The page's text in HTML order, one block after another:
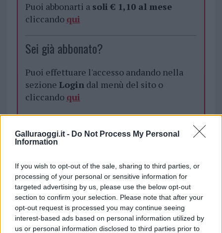
Galluraoggi.it - Do Not Process My Personal
Information
If you wish to opt-out of the sale, sharing to third parties, or
processing of your personal or sensitive information for
targeted advertising by us, please use the below opt-out
section to confirm your selection. Please note that after your
opt-out request is processed you may continue seeing
interest-based ads based on personal information utilized by
us or personal information disclosed to third parties prior to
Puoi abbonarti a soli € 1,10 al mese
cliccando qui
Sei già abbonato?
Puoi effettuare l'accesso andando nella
sezione Logindal menù del sito o
cliccando qui
TEMI: Festa Olbia
Notizie Olbia
Sagra Cozze Olbia
Notizie in tempo reale?
Entra nel canale telegram di
GalluraOggi.it